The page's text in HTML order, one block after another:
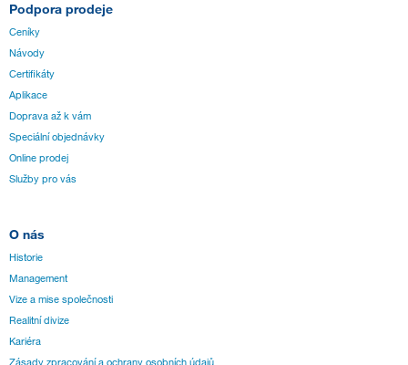
Podpora prodeje
Ceníky
Návody
Certifikáty
Aplikace
Doprava až k vám
Speciální objednávky
Online prodej
Služby pro vás
O nás
Historie
Management
Vize a mise společnosti
Realitní divize
Kariéra
Zásady zpracování a ochrany osobních údajů